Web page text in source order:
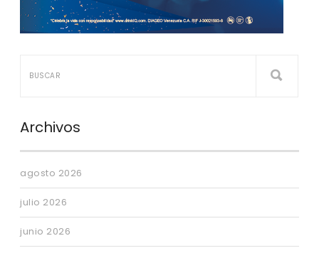
Archivos
agosto 2026
julio 2026
junio 2026